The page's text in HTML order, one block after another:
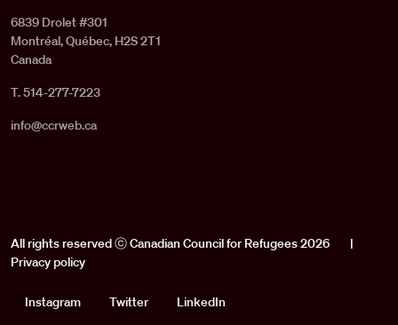
6839 Drolet #301
Montréal, Québec, H2S 2T1
Canada
T. 514-277-7223
info@ccrweb.ca
All rights reserved ⓒ Canadian Council for Refugees 2026
|
Privacy policy
Social
Instagram Twitter LinkedIn